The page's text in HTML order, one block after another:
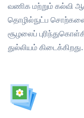
வணிக மற்றும் கல்வி
தொழில்நுட்ப சொற்களை
சூழலைப்
துல்லியம் கிடைக்கிறது.